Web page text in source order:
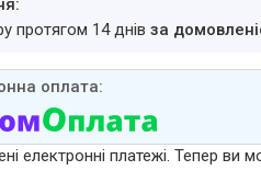
протягом 14 днівза
електронні платежі. Тепер ви